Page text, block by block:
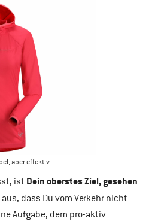
aber effektiv
ist Dein oberstes Ziel, gesehen
dass Du vom Verkehr nicht
Aufgabe, dem pro-aktiv